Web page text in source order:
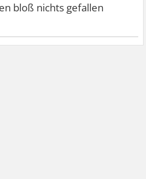
bloß nichts gefallen